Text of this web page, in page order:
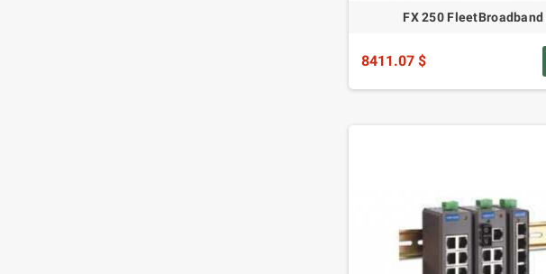
FX 250 FleetBroadband
8411.07 $